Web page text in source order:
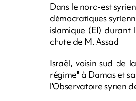
Dans le nord-est
démocratiques
islamique (EI) durant
chute de M. Assad
Israël, voisin sud de
régime" à Damas et
l'Observatoire syrien